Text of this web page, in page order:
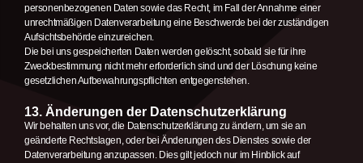
personenbezogenen Daten sowie das Recht, im Fall der Annahme einer
unrechtmäßigen Datenverarbeitung eine Beschwerde bei der zuständigen
Aufsichtsbehörde einzureichen.
Die bei uns gespeicherten Daten werden gelöscht, sobald sie für ihre
Zweckbestimmung nicht mehr erforderlich sind und der Löschung keine
gesetzlichen Aufbewahrungspflichten entgegenstehen.
13. Änderungen der Datenschutzerklärung
Wir behalten uns vor, die Datenschutzerklärung zu ändern, um sie an
geänderte Rechtslagen, oder bei Änderungen des Dienstes sowie der
Datenverarbeitung anzupassen. Dies gilt jedoch nur im Hinblick auf